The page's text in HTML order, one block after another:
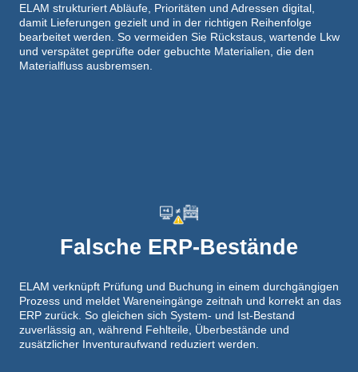
ELAM strukturiert Abläufe, Prioritäten und Adressen digital,
damit Lieferungen gezielt und in der richtigen Reihenfolge
bearbeitet werden. So vermeiden Sie Rückstaus, wartende Lkw
und verspätet geprüfte oder gebuchte Materialien, die den
Materialfluss ausbremsen.
Falsche ERP-Bestände
ELAM verknüpft Prüfung und Buchung in einem durchgängigen
Prozess und meldet Wareneingänge zeitnah und korrekt an das
ERP zurück. So gleichen sich System- und Ist-Bestand
zuverlässig an, während Fehlteile, Überbestände und
zusätzlicher Inventuraufwand reduziert werden.